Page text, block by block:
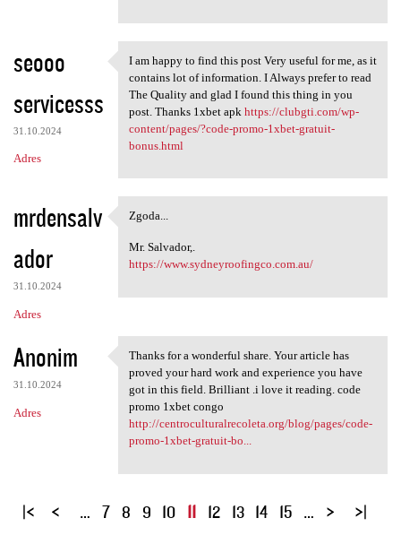
seooo
servicesss
31.10.2024
Adres
I am happy to find this post
I am happy to find this post Very useful for me, as it
contains lot of information. I Always prefer to read
The Quality and glad I found this thing in you
post. Thanks 1xbet apk https://clubgti.com/wp-
content/pages/?code-promo-1xbet-gratuit-
bonus.html
mrdensalv
ador
31.10.2024
Adres
Zgoda...
Zgoda...
Mr. Salvador,.
https://www.sydneyroofingco.com.au/
Anonim
31.10.2024
Adres
Thanks for a wonderful share.
Thanks for a wonderful share. Your article has
proved your hard work and experience you have
got in this field. Brilliant .i love it reading. code
promo 1xbet congo
http://centroculturalrecoleta.org/blog/pages/code-
promo-1xbet-gratuit-bo...
S
… 7 8 9 10 11 12 13 14 15 …